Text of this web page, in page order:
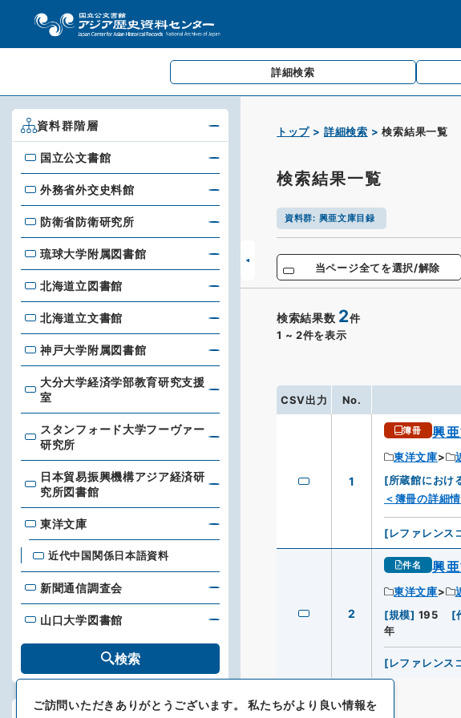
詳細検索
トップ 詳細検索 検索結果一覧
検索結果一覧
資料群: 興亜文庫目録
当ページ全てを選択/解除
検索結果数 2件
1 ~ 2件を表示
CSV出力 No.
1
簿冊 興
東洋文庫
[所蔵館におけ
＜簿冊の詳細
[レファレンス
2
件名 興
東洋文庫
[規模] 195 [
年
[レファレンス
資料群階層
国立公文書館
国立公文書館
外務省外交史料館
外務省外交史料館
防衛省防衛研究所
防衛省防衛研究所
琉球大学附属図書館
琉球大学附属図書館
北海道立図書館
北海道立図書館
北海道立文書館
北海道立文書館
神戸大学附属図書館
神戸大学附属図書館
大分大学経済学部教育研究支援室
大分大学経済学部教育研究支援
室
スタンフォード大学フーヴァー研究所
スタンフォード大学フーヴァー
研究所
日本貿易振興機構アジア経済研究所図書館
日本貿易振興機構アジア経済研
究所図書館
東洋文庫
東洋文庫
近代中国関係日本語資料
新聞通信調査会
新聞通信調査会
山口大学図書館
山口大学図書館
検索
絞り込み検索
ご訪問いただきありがとうございます。私たちがより良い情報を